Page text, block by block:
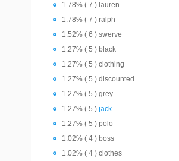
1.78% ( 7 ) lauren
1.78% ( 7 ) ralph
1.52% ( 6 ) swerve
1.27% ( 5 ) black
1.27% ( 5 ) clothing
1.27% ( 5 ) discounted
1.27% ( 5 ) grey
1.27% ( 5 ) jack
1.27% ( 5 ) polo
1.02% ( 4 ) boss
1.02% ( 4 ) clothes